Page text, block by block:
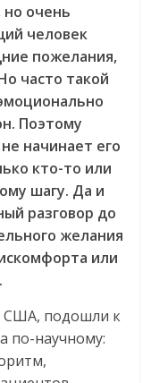
но очень
человек
пожелания,
часто такой
Поэтому
начинает его
кто-то или
шагу. Да и
разговор до
желания
или
США, подошли к
по-научному: